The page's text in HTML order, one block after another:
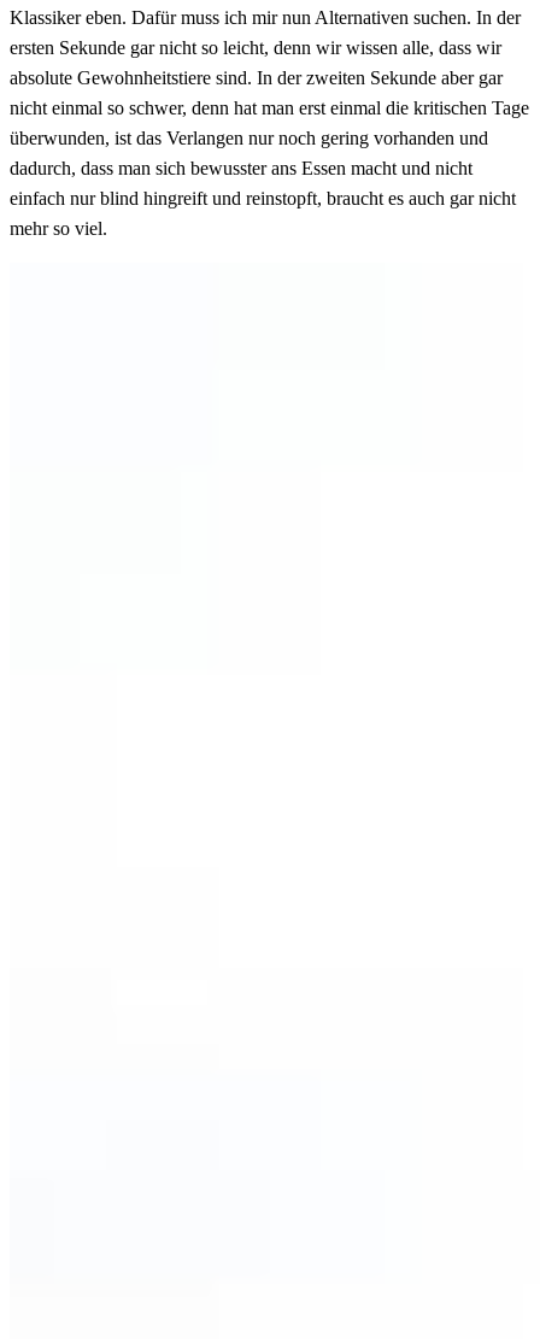
Klassiker eben. Dafür muss ich mir nun Alternativen suchen. In der
ersten Sekunde gar nicht so leicht, denn wir wissen alle, dass wir
absolute Gewohnheitstiere sind. In der zweiten Sekunde aber gar
nicht einmal so schwer, denn hat man erst einmal die kritischen Tage
überwunden, ist das Verlangen nur noch gering vorhanden und
dadurch, dass man sich bewusster ans Essen macht und nicht
einfach nur blind hingreift und reinstopft, braucht es auch gar nicht
mehr so viel.